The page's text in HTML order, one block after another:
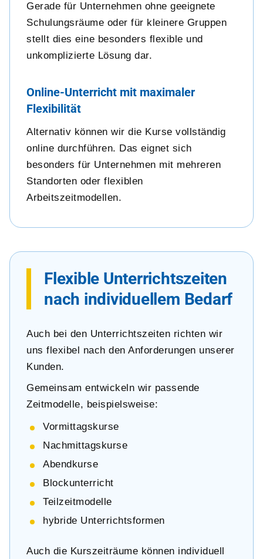
Gerade für Unternehmen ohne geeignete
Schulungsräume oder für kleinere Gruppen
stellt dies eine besonders flexible und
unkomplizierte Lösung dar.
Online-Unterricht mit maximaler
Flexibilität
Alternativ können wir die Kurse vollständig
online durchführen. Das eignet sich
besonders für Unternehmen mit mehreren
Standorten oder flexiblen
Arbeitszeitmodellen.
Flexible Unterrichtszeiten
nach individuellem Bedarf
Auch bei den Unterrichtszeiten richten wir
uns flexibel nach den Anforderungen unserer
Kunden.
Gemeinsam entwickeln wir passende
Zeitmodelle, beispielsweise:
Vormittagskurse
Nachmittagskurse
Abendkurse
Blockunterricht
Teilzeitmodelle
hybride Unterrichtsformen
Auch die Kurszeiträume können individuell